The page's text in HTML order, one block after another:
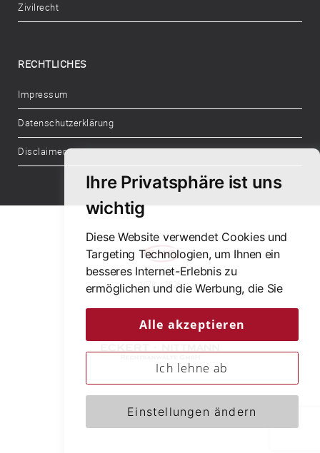
Ihre Privatsphäre ist uns
wichtig
Diese Website verwendet Cookies und
Targeting Technologien, um Ihnen ein
besseres Internet-Erlebnis zu
ermöglichen und die Werbung, die Sie
sehen, besser an Ihre Bedürfnisse
anzupassen. Diese Technologien nutzen
wir außerdem, um Ergebnisse zu
messen, um zu verstehen, woher unsere
Besucher kommen oder um unsere
Alle akzeptieren
Ich lehne ab
Einstellungen ändern
Zivilrecht
RECHTLICHES
Impressum
Datenschutzerklärung
Disclaimer
48 Jahre
1978 – 2026
Eckert • Nittmann Rechtsanwälte GmbH